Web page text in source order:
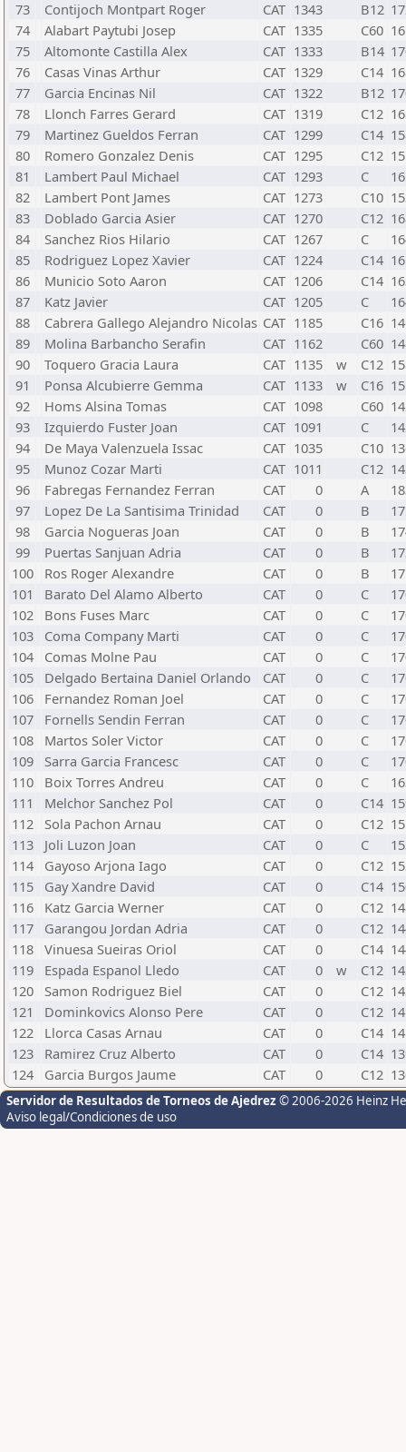
73 Contijoch Montpart Roger CAT 1343 B12
74
Alabart Paytubi Josep CAT 1335 C60
75
Altomonte Castilla Alex CAT 1333 B14
76
Casas Vinas Arthur CAT 1329 C14
77
Garcia Encinas Nil CAT 1322 B12
78
Llonch Farres Gerard CAT 1319 C12
79
Martinez Gueldos Ferran CAT 1299 C14
80
Romero Gonzalez Denis CAT 1295 C12
81
Lambert Paul Michael CAT 1293 C
82
Lambert Pont James CAT 1273 C10
83
Doblado Garcia Asier CAT 1270 C12
84
Sanchez Rios Hilario CAT 1267 C
85
Rodriguez Lopez Xavier CAT 1224 C14
86
Municio Soto Aaron CAT 1206 C14
87
Katz Javier CAT 1205 C
88
Cabrera Gallego Alejandro Nicolas CAT 1185 C16
89
Molina Barbancho Serafin CAT 1162 C60
90
Toquero Gracia Laura CAT 1135 w C12
91
Ponsa Alcubierre Gemma CAT 1133 w C16
92
Homs Alsina Tomas CAT 1098 C60
93
Izquierdo Fuster Joan CAT 1091 C
94
De Maya Valenzuela Issac CAT 1035 C10
95
Munoz Cozar Marti CAT 1011 C12
96
Fabregas Fernandez Ferran CAT 0 A
97
Lopez De La Santisima Trinidad CAT 0 B
98
Garcia Nogueras Joan CAT 0 B
99
Puertas Sanjuan Adria CAT 0 B
100
Ros Roger Alexandre CAT 0 B
101
Barato Del Alamo Alberto CAT 0 C
102
Bons Fuses Marc CAT 0 C
103
Coma Company Marti CAT 0 C
104
Comas Molne Pau CAT 0 C
105
Delgado Bertaina Daniel Orlando CAT 0 C
106
Fernandez Roman Joel CAT 0 C
107
Fornells Sendin Ferran CAT 0 C
108
Martos Soler Victor CAT 0 C
109
Sarra Garcia Francesc CAT 0 C
110
Boix Torres Andreu CAT 0 C
111
Melchor Sanchez Pol CAT 0 C14
112
Sola Pachon Arnau CAT 0 C12
113
Joli Luzon Joan CAT 0 C
114
Gayoso Arjona Iago CAT 0 C12
115
Gay Xandre David CAT 0 C14
116
Katz Garcia Werner CAT 0 C12
117
Garangou Jordan Adria CAT 0 C12
118 Vinuesa Sueiras Oriol CAT 0 C14
119
Espada Espanol Lledo CAT 0 w C12
120
Samon Rodriguez Biel CAT 0 C12
121
Dominkovics Alonso Pere CAT 0 C12
122
Llorca Casas Arnau CAT 0 C14
123
Ramirez Cruz Alberto CAT 0 C14
124
Garcia Burgos Jaume CAT 0 C12
Servidor de Resultados de Torneos de Ajedrez © 2006-2026 Heinz
Aviso legal/Condiciones de uso